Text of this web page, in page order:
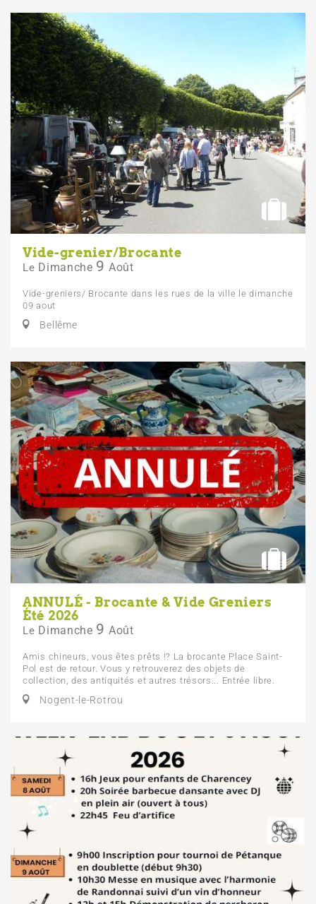
Vide-grenier/Brocante
Le Dimanche 9 Août
Vide-greniers/ Brocante dans les rues de la ville le dimanche
09 aout
Bellême
ANNULÉ - Brocante & Vide Greniers
Été 2026
Le Dimanche 9 Août
Amis chineurs, vous êtes prêts !? La brocante Place Saint-
Pol est de retour. Vous y retrouverez des objets de
collection, des antiquités et autres trésors... Entrée libre.
Nogent-le-Rotrou